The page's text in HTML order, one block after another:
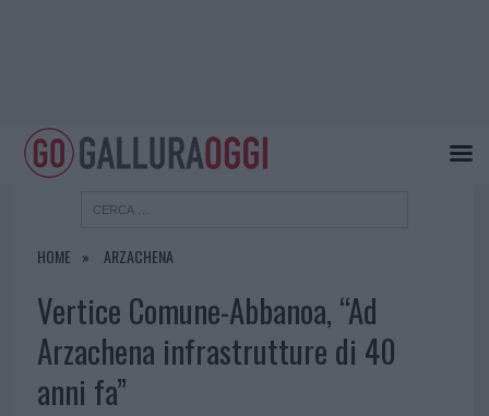
HOME ARZACHENA
Vertice Comune-Abbanoa, “Ad
Arzachena infrastrutture di 40
anni fa”